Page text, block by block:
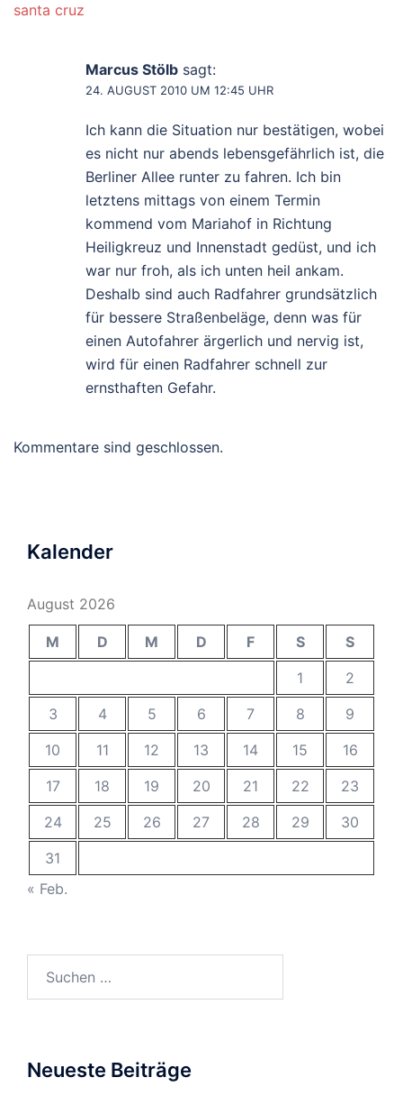
santa cruz
Marcus Stölb sagt:
24. AUGUST 2010 UM 12:45 UHR
Ich kann die Situation nur bestätigen, wobei
es nicht nur abends lebensgefährlich ist, die
Berliner Allee runter zu fahren. Ich bin
letztens mittags von einem Termin
kommend vom Mariahof in Richtung
Heiligkreuz und Innenstadt gedüst, und ich
war nur froh, als ich unten heil ankam.
Deshalb sind auch Radfahrer grundsätzlich
für bessere Straßenbeläge, denn was für
einen Autofahrer ärgerlich und nervig ist,
wird für einen Radfahrer schnell zur
ernsthaften Gefahr.
Kommentare sind geschlossen.
Kalender
August 2026
M D M D F S
S
1
2
3
4 5 6 7 8
9
10
11 12 13 14 15
16
17
18 19 20 21 22
23
24
25 26 27 28 29
30
31
« Feb.
Neueste Beiträge